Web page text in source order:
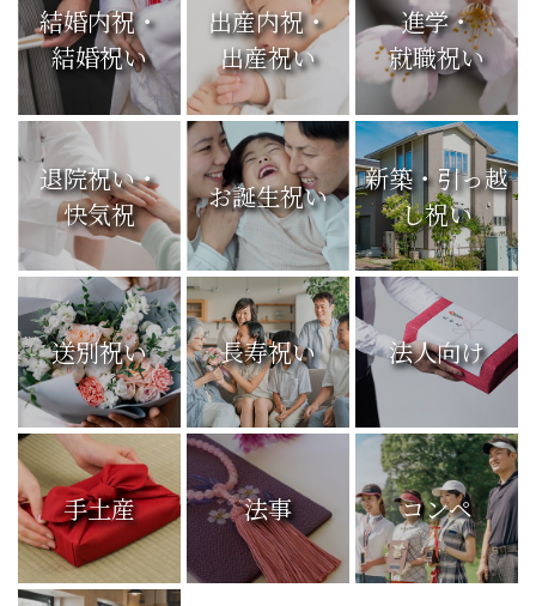
結婚内祝・
結婚祝い
出産内祝・
出産祝い
進学・
就職祝い
退院祝い・
快気祝
お誕生祝い
新築・引っ越
し祝い
送別祝い 長寿祝い 法人向け
手土産 法事 コンペ